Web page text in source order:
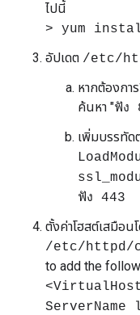
ไปนี้
> yum
อัปเดต /etc/
หากต้องกา
ค้นหา "ฟัง
เพิ่มบรรทัด
ฟัง 443
ตั้งค่าโฮสต์เสมือน
/etc/httpd/
to add the